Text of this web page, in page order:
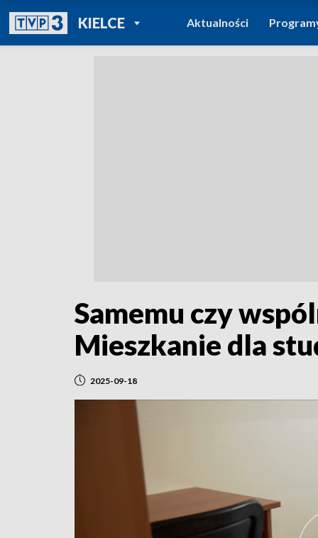
KIELCEPOWRÓT DO
TVP REGIONY
Aktualności
Samemu czy
Mieszkanie dla
2025-09-18